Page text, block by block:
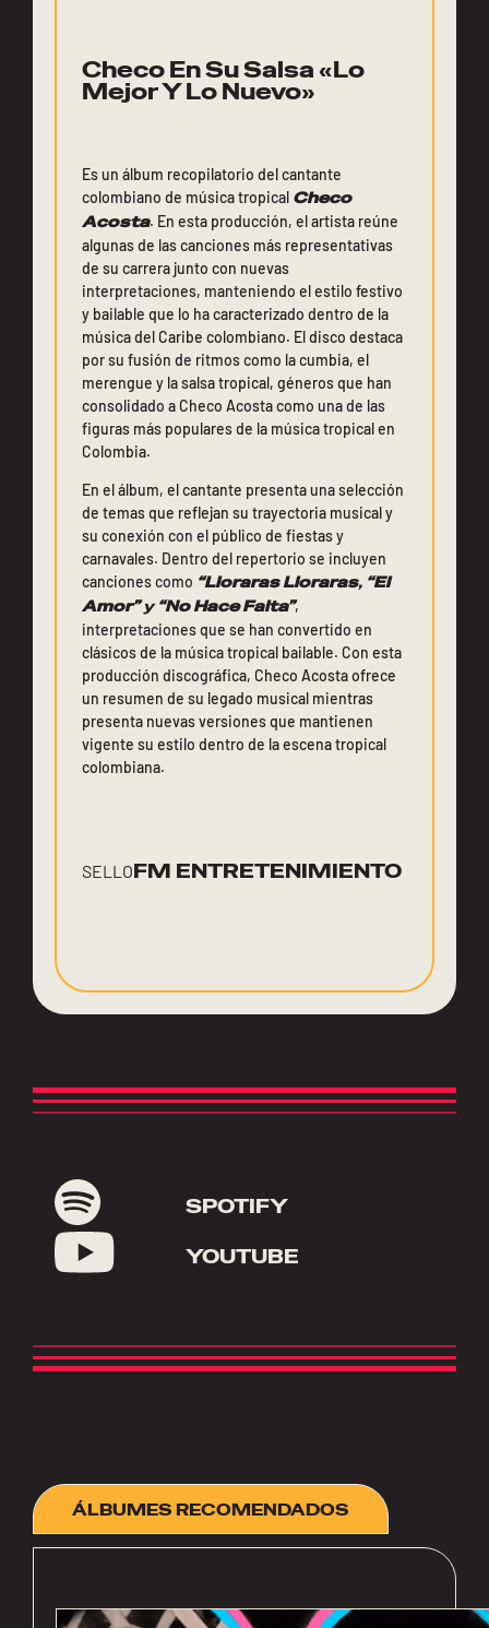
Checo En Su Salsa «Lo
Mejor Y Lo Nuevo»
Es un álbum recopilatorio del cantante
colombiano de música tropical Checo
Acosta. En esta producción, el artista reúne
algunas de las canciones más representativas
de su carrera junto con nuevas
interpretaciones, manteniendo el estilo festivo
y bailable que lo ha caracterizado dentro de la
música del Caribe colombiano. El disco destaca
por su fusión de ritmos como la cumbia, el
merengue y la salsa tropical, géneros que han
consolidado a Checo Acosta como una de las
figuras más populares de la música tropical en
Colombia.
En el álbum, el cantante presenta una selección
de temas que reflejan su trayectoria musical y
su conexión con el público de fiestas y
carnavales. Dentro del repertorio se incluyen
canciones como “Lloraras Lloraras, “El
Amor”y “No Hace Falta”,
interpretaciones que se han convertido en
clásicos de la música tropical bailable. Con esta
producción discográfica, Checo Acosta ofrece
un resumen de su legado musical mientras
presenta nuevas versiones que mantienen
vigente su estilo dentro de la escena tropical
colombiana.
SELLOFM ENTRETENIMIENTO
SPOTIFY
YOUTUBE
ÁLBUMES RECOMENDADOS